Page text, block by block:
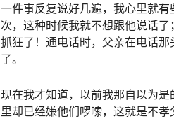
一件事反复说好几遍，我心里就
次，这种时候我就不想跟他说话
抓狂了！通电话时，父亲在电话
了。
现在我才知道，以前我那自以为
里却已经嫌他们啰嗦，这就是不